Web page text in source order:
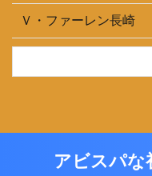
Ｖ・ファーレン長崎
アビスパな